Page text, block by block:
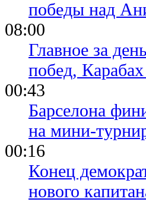
победы над
08:00
Главное за
побед,
00:43
Барселона
на мини-
00:16
Конец
нового